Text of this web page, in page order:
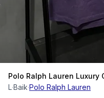
Polo Ralph Lauren Luxury
L·Baik·Polo Ralph Lauren